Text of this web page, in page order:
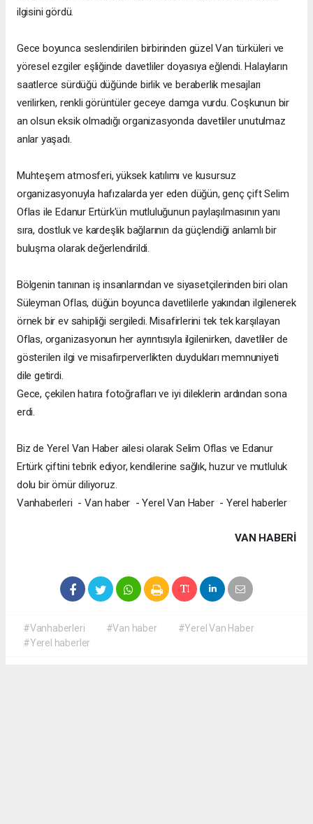
ilgisini gördü.
Gece boyunca seslendirilen birbirinden güzel Van türküleri ve
yöresel ezgiler eşliğinde davetliler doyasıya eğlendi. Halayların
saatlerce sürdüğü düğünde birlik ve beraberlik mesajları
verilirken, renkli görüntüler geceye damga vurdu. Coşkunun bir
an olsun eksik olmadığı organizasyonda davetliler unutulmaz
anlar yaşadı.
Muhteşem atmosferi, yüksek katılımı ve kusursuz
organizasyonuyla hafızalarda yer eden düğün, genç çift Selim
Oflas ile Edanur Ertürk'ün mutluluğunun paylaşılmasının yanı
sıra, dostluk ve kardeşlik bağlarının da güçlendiği anlamlı bir
buluşma olarak değerlendirildi.
Bölgenin tanınan iş insanlarından ve siyasetçilerinden biri olan
Süleyman Oflas, düğün boyunca davetlilerle yakından ilgilenerek
örnek bir ev sahipliği sergiledi. Misafirlerini tek tek karşılayan
Oflas, organizasyonun her ayrıntısıyla ilgilenirken, davetliler de
gösterilen ilgi ve misafirperverlikten duydukları memnuniyeti
dile getirdi.
Gece, çekilen hatıra fotoğrafları ve iyi dileklerin ardından sona
erdi.
Biz de Yerel Van Haber ailesi olarak Selim Oflas ve Edanur
Ertürk çiftini tebrik ediyor, kendilerine sağlık, huzur ve mutluluk
dolu bir ömür diliyoruz.
Vanhaberleri - Van haber - Yerel Van Haber - Yerel haberler
VAN HABERİ
#Vanhaberleri #Van haber
#Yerel Van Haber
#Yerel haberler